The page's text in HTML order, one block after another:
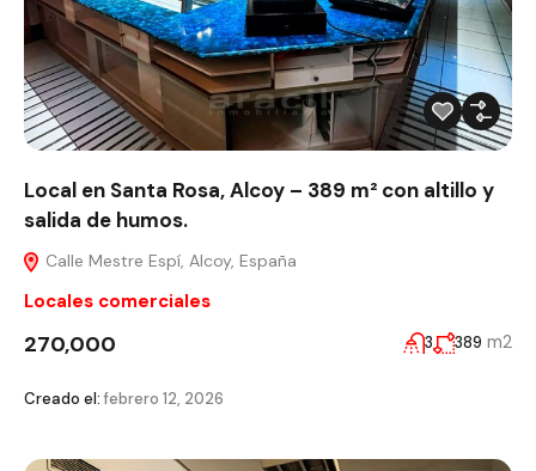
Local en Santa Rosa, Alcoy – 389 m² con altillo y
salida de humos.
Calle Mestre Espí, Alcoy, España
Locales comerciales
270,000 3 389 m2
Creado el:febrero 12, 2026